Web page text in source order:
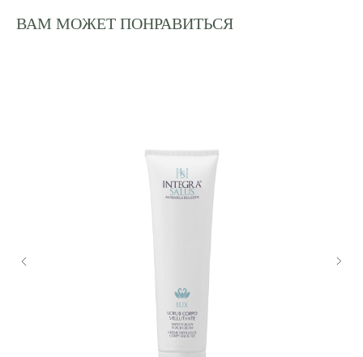
ВАМ МОЖЕТ ПОНРАВИТЬСЯ